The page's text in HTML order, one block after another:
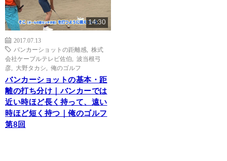
14:30
2017.07.13
バンカーショットの距離感
株式
会社ケーブルテレビ佐伯
波当根弓
彦
大野タカシ 俺のゴルフ
バンカーショットの基本・距
離の打ち分け｜バンカーでは
近い時ほど長く持って、遠い
時ほど短く持つ｜俺のゴルフ
第8回